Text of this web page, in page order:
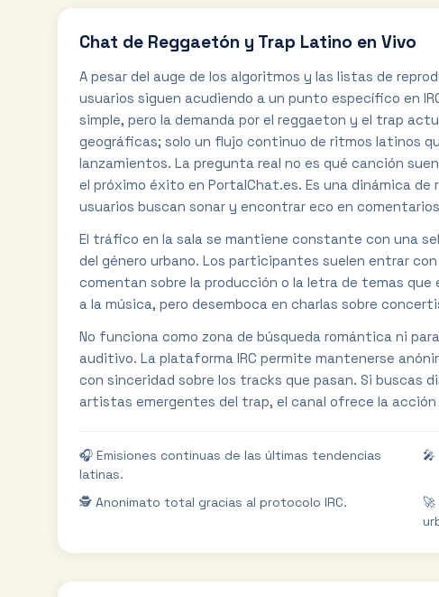
Chat de Reggaetón y Trap Latino en Vivo
A pesar del auge de los algoritmos y las listas de
usuarios siguen acudiendo a un punto específico en
simple, pero la demanda por el reggaeton y el trap
geográficas; solo un flujo continuo de ritmos latinos
lanzamientos. La pregunta real no es qué canción
el próximo éxito en PortalChat.es. Es una dinámica
usuarios buscan sonar y encontrar eco en
El tráfico en la sala se mantiene constante con una
del género urbano. Los participantes suelen entrar
comentan sobre la producción o la letra de temas
a la música, pero desemboca en charlas sobre
No funciona como zona de búsqueda romántica ni
auditivo. La plataforma IRC permite mantenerse
con sinceridad sobre los tracks que pasan. Si buscas
artistas emergentes del trap, el canal ofrece la
🎧 Emisiones continuas de las últimas tendencias
latinas.
🕵️ Anonimato total gracias al protocolo IRC.